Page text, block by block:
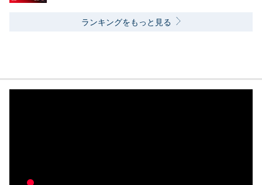
ランキングをもっと見る